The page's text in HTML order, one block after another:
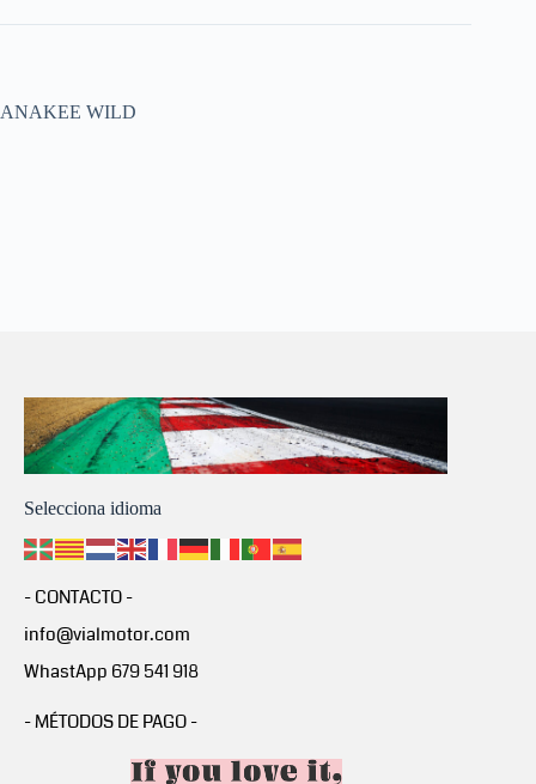
ANAKEE WILD
Selecciona idioma
- CONTACTO -
info@vialmotor.com
WhastApp 679 541 918
- MÉTODOS DE PAGO -